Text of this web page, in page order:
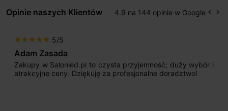
Opinie naszych Klientów 4.9 na 144 opinie w Google keyboard_arrow_left keyboard_arrow_right
duży wybór i
Max777
Jestem bardzo zadowolony. Przede
początku uderzyło mnie profesjonalne